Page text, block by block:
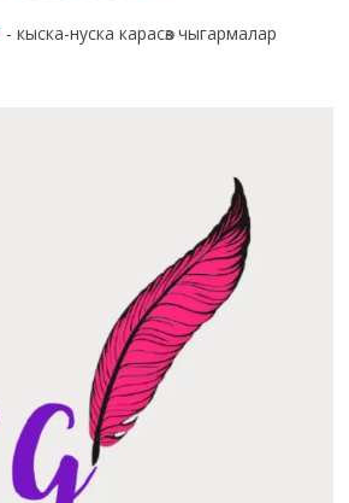
- кыска-нуска карасөз чыгармалар